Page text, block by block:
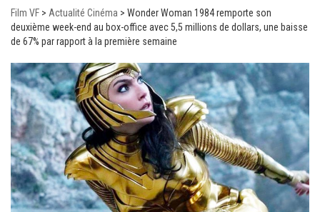
Film VF > Actualité Cinéma > Wonder Woman 1984 remporte son
deuxième week-end au box-office avec 5,5 millions de dollars, une baisse
de 67% par rapport à la première semaine